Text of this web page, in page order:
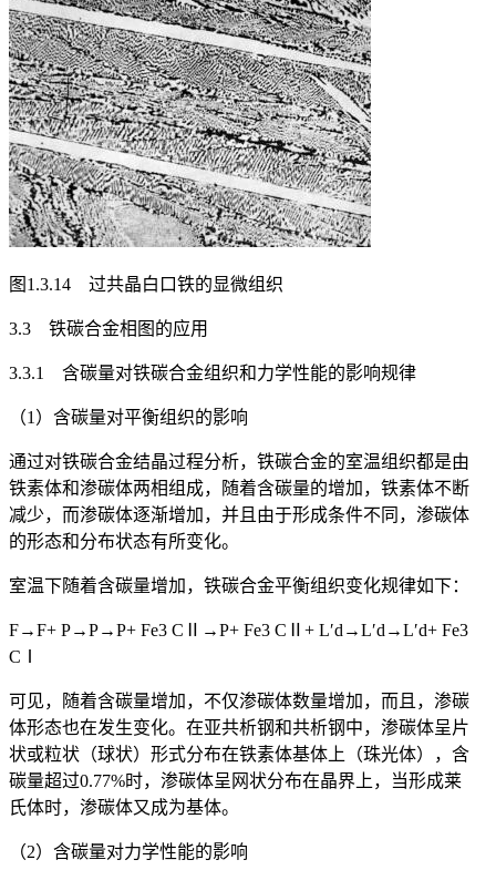
图1.3.14 过共晶白口铁的显微组织
3.3 铁碳合金相图的应用
3.3.1 含碳量对铁碳合金组织和力学性能的影响规律
（1）含碳量对平衡组织的影响
通过对铁碳合金结晶过程分析，铁碳合金的室温组织都是由
铁素体和渗碳体两相组成，随着含碳量的增加，铁素体不断
减少，而渗碳体逐渐增加，并且由于形成条件不同，渗碳体
的形态和分布状态有所变化。
室温下随着含碳量增加，铁碳合金平衡组织变化规律如下：
F→F+ P→P→P+ Fe3 C →P+ Fe3 C + L′d →L′d →L′d+ Fe3
C
可见，随着含碳量增加，不仅渗碳体数量增加，而且，渗碳
体形态也在发生变化。在亚共析钢和共析钢中，渗碳体呈片
状或粒状（球状）形式分布在铁素体基体上（珠光体），含
碳量超过0.77%时，渗碳体呈网状分布在晶界上，当形成莱
氏体时，渗碳体又成为基体。
（2）含碳量对力学性能的影响